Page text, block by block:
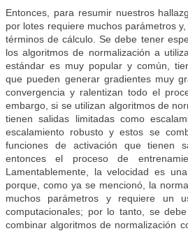
Entonces, para resumir nuestros
por lotes requiere muchos parámetros
términos de cálculo. Se debe tener
los algoritmos de normalización a
estándar es muy popular y común,
que pueden generar gradientes muy
convergencia y ralentizan todo el
embargo, si se utilizan algoritmos de
tienen salidas limitadas como
escalamiento robusto y estos se
funciones de activación que tienen
entonces el proceso de
Lamentablemente, la velocidad es
porque, como ya se mencionó, la
muchos parámetros y requiere un
computacionales; por lo tanto, se
combinar algoritmos de normalización